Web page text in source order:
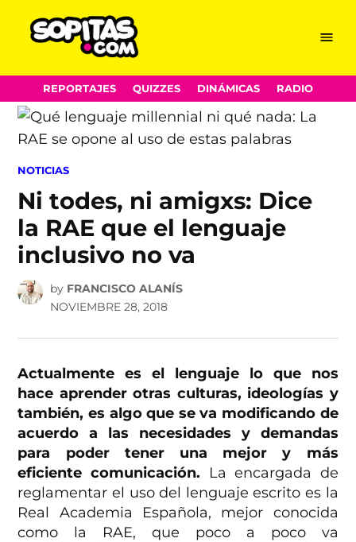
Skip
to
content
Menu
REPORTAJES QUIZZES DINÁMICAS RADIO
POSTED
NOTICIAS
Ni todes, ni amigxs: Dice
la RAE que el lenguaje
inclusivo no va
by FRANCISCO ALANÍS
NOVIEMBRE 28, 2018
Actualmente es el lenguaje lo que nos
hace aprender otras culturas, ideologías y
también, es algo que se va modificando de
acuerdo a las necesidades y demandas
para poder tener una mejor y más
eficiente comunicación.
La encargada de
reglamentar el uso del lenguaje escrito es la
Real Academia Española, mejor conocida
como la RAE, que poco a poco va